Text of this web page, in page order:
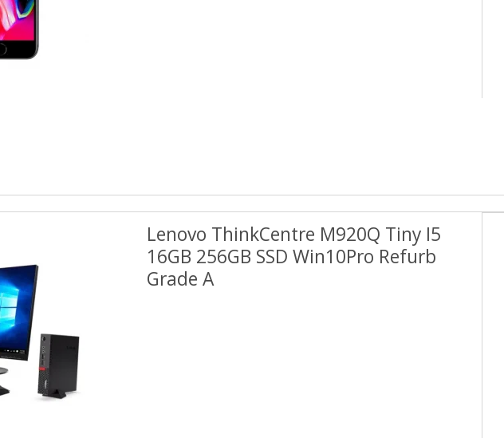
Lenovo ThinkCentre M920Q Tiny I5
16GB 256GB SSD Win10Pro Refurb
Grade A